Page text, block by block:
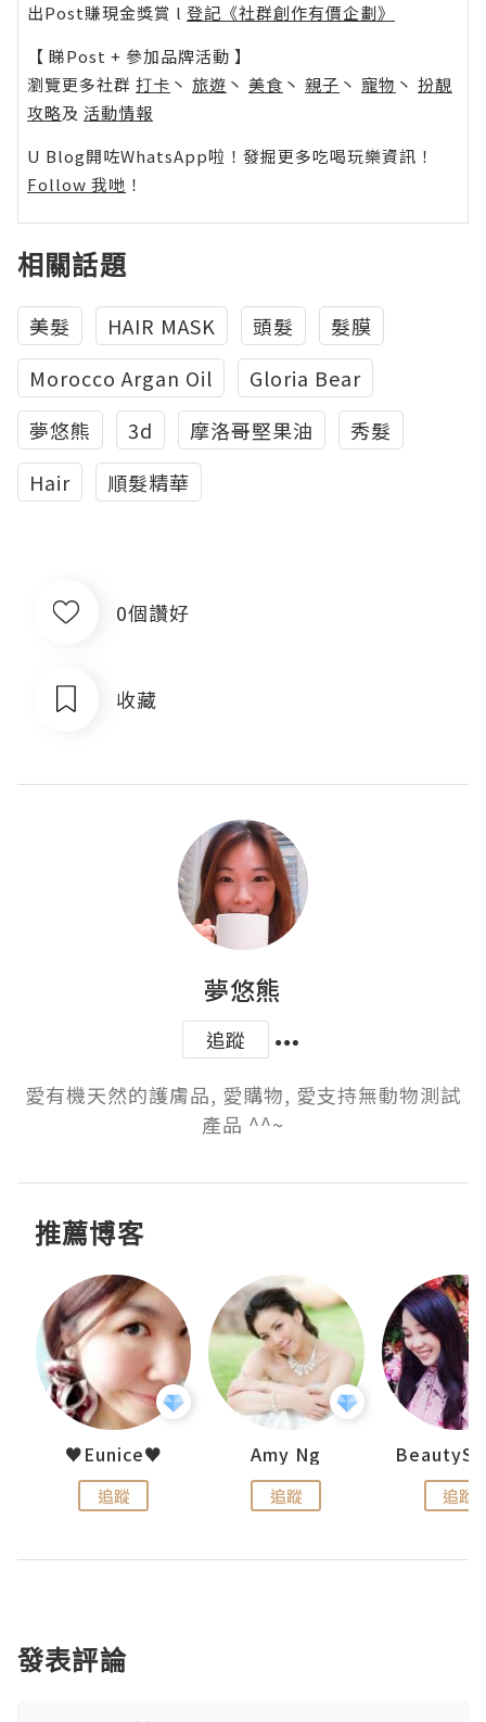
出Post賺現金獎賞 l 登記《社群創作有價企劃》
【 睇Post + 參加品牌活動 】
瀏覽更多社群 打卡 丶 旅遊 丶 美食 丶 親子 丶 寵物 丶 扮靚
攻略及 活動情報
U Blog開咗WhatsApp啦！發掘更多吃喝玩樂資訊！
Follow 我哋 ！
相關話題
美髮 HAIR MASK 頭髮
髮膜
Morocco Argan Oil
Gloria Bear
夢悠熊
3d 摩洛哥堅果油
秀髮
Hair
順髮精華
0個讚好
收藏
夢悠熊
追蹤
愛有機天然的護膚品, 愛購物, 愛支持無動物測試
產品 ^^~
推薦博客
♥Eunice♥
追蹤
Amy Ng
追蹤 追蹤
發表評論